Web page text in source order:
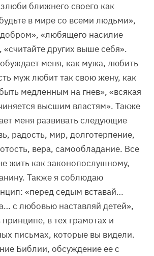
ближнего своего как
в мире со всеми людьми»,
«любящего насилие
«считайте других выше себя».
меня, как мужа, любить
муж любит так свою жену, как
медленным на гнев», «всякая
высшим властям». Также
меня развивать следующие
радость, мир, долготерпение,
вера, самообладание. Все
жить как законопослушному,
Также я соблюдаю
«перед седым вставай…
с любовью наставляй детей»,
в тех грамотах и
письмах, которые вы видели.
Библии, обсуждение ее с